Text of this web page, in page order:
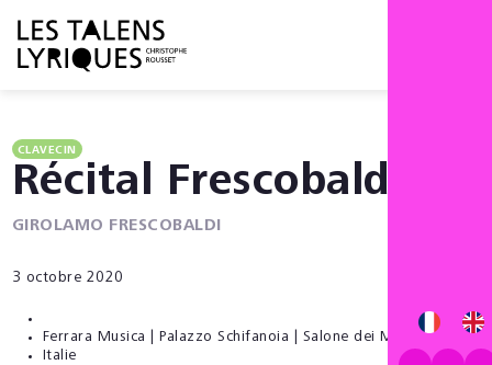
CLAVECIN
Récital Frescobaldi
GIROLAMO FRESCOBALDI
3 octobre 2020
Ferrara Musica | Palazzo Schifanoia | Salone dei Mesi
Italie